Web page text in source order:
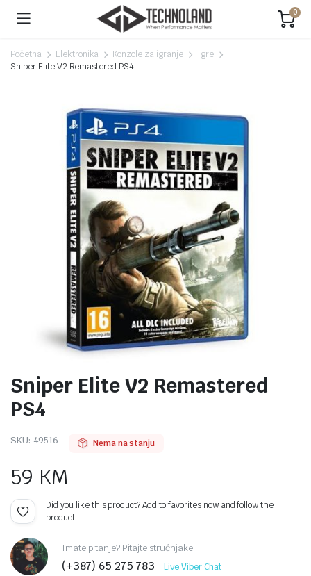
0
Početna Elektronika Konzole za igranje
Igre
Sniper Elite V2 Remastered PS4
Sniper Elite V2 Remastered
PS4
SKU: 49516 Nema na stanju
59 KM
Did you like this product? Add to favorites now and follow the
product.
Imate pitanje? Pitajte stručnjake
(+387) 65 275 783 Live Viber Chat